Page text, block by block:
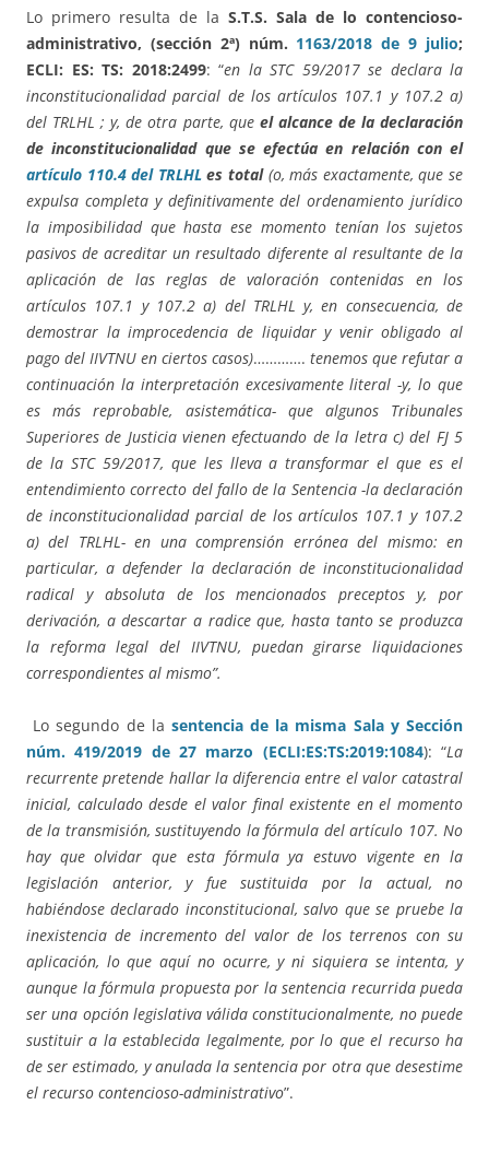
Lo primero resulta de la S.T.S. Sala de lo contencioso-
administrativo, (sección 2ª) núm. 1163/2018 de 9 julio;
ECLI: ES: TS: 2018:2499: “en la STC 59/2017 se declara la
inconstitucionalidad parcial de los artículos 107.1 y 107.2 a)
del TRLHL ; y, de otra parte, que el alcance de la declaración
de inconstitucionalidad que se efectúa en relación con el
artículo 110.4 del TRLHLes total(o, más exactamente, que se
expulsa completa y definitivamente del ordenamiento jurídico
la imposibilidad que hasta ese momento tenían los sujetos
pasivos de acreditar un resultado diferente al resultante de la
aplicación de las reglas de valoración contenidas en los
artículos 107.1 y 107.2 a) del TRLHL y, en consecuencia, de
demostrar la improcedencia de liquidar y venir obligado al
pago del IIVTNU en ciertos casos)…………. tenemos que refutar a
continuación la interpretación excesivamente literal -y, lo que
es más reprobable, asistemática- que algunos Tribunales
Superiores de Justicia vienen efectuando de la letra c) del FJ 5
de la STC 59/2017, que les lleva a transformar el que es el
entendimiento correcto del fallo de la Sentencia -la declaración
de inconstitucionalidad parcial de los artículos 107.1 y 107.2
a) del TRLHL- en una comprensión errónea del mismo: en
particular, a defender la declaración de inconstitucionalidad
radical y absoluta de los mencionados preceptos y, por
derivación, a descartar a radice que, hasta tanto se produzca
la reforma legal del IIVTNU, puedan girarse liquidaciones
correspondientes al mismo”.
Lo segundo de la sentencia de la misma Sala y Sección
núm. 419/2019 de 27 marzo (ECLI:ES:TS:2019:1084): “La
recurrente pretende hallar la diferencia entre el valor catastral
inicial, calculado desde el valor final existente en el momento
de la transmisión, sustituyendo la fórmula del artículo 107. No
hay que olvidar que esta fórmula ya estuvo vigente en la
legislación anterior, y fue sustituida por la actual, no
habiéndose declarado inconstitucional, salvo que se pruebe la
inexistencia de incremento del valor de los terrenos con su
aplicación, lo que aquí no ocurre, y ni siquiera se intenta, y
aunque la fórmula propuesta por la sentencia recurrida pueda
ser una opción legislativa válida constitucionalmente, no puede
sustituir a la establecida legalmente, por lo que el recurso ha
de ser estimado, y anulada la sentencia por otra que desestime
el recurso contencioso-administrativo”.